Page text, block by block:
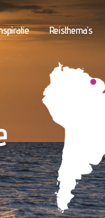
Reisthema’s